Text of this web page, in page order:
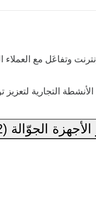
وتفاعَل مع العملاء
التجارية لتعزيز
الجوّالة (2)